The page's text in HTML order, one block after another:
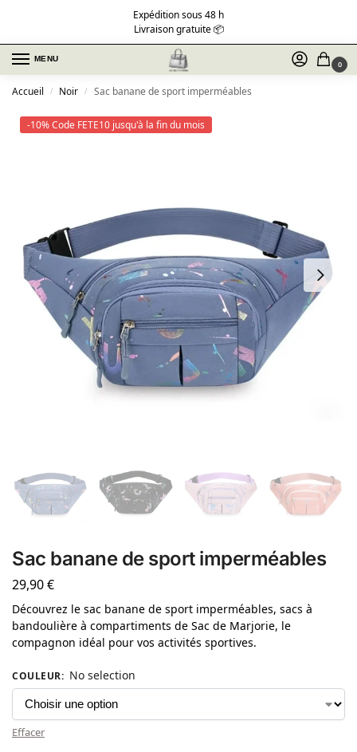
Expédition sous 48 h
Livraison gratuite 📦
MENU
0
Accueil / Noir / Sac banane de sport imperméables
-10% Code FETE10 jusqu'à la fin du mois
Sac banane de sport imperméables
29,90€
Découvrez le sac banane de sport imperméables, sacs à
bandoulière à compartiments de Sac de Marjorie, le
compagnon idéal pour vos activités sportives.
COULEUR: No selection
Effacer